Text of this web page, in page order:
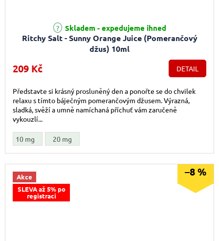
Ritchy Salt - Sunny Orange Juice (Pomerančový
džus) 10ml
Skladem - expedujeme ihned
209 Kč DETAIL
Představte si krásný prosluněný den a ponořte se do chvilek
relaxu s tímto báječným pomerančovým džusem. Výrazná,
sladká, svěží a umně namíchaná příchuť vám zaručeně
vykouzlí...
10 mg 20 mg
Akce
SLEVA až 5% po
registraci
–8 %